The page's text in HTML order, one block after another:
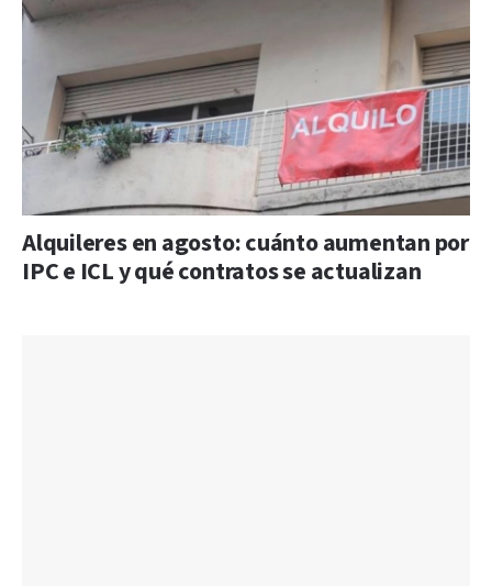
Alquileres en agosto: cuánto aumentan por
IPC e ICL y qué contratos se actualizan